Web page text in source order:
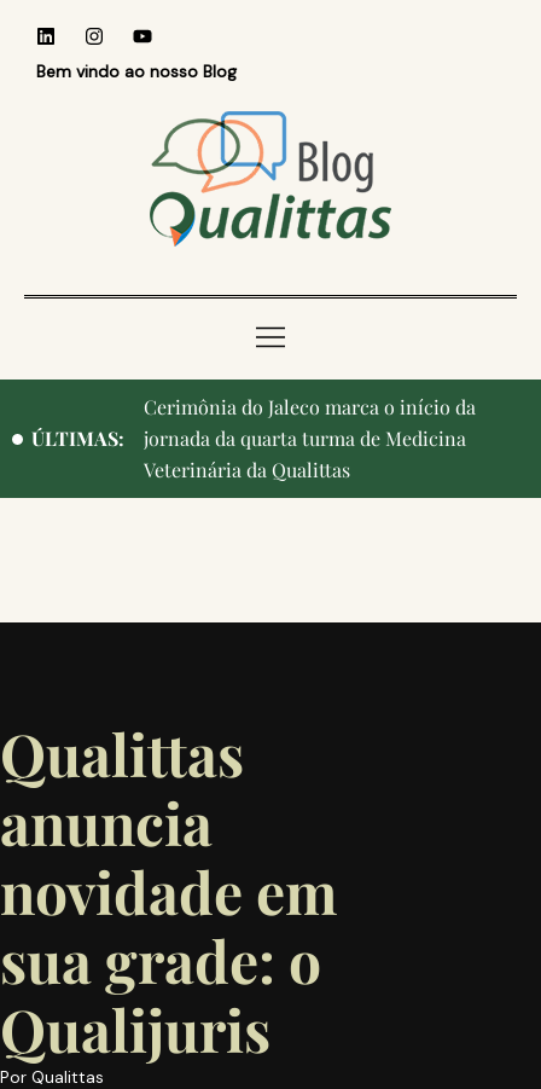
Bem vindo ao nosso Blog
ÚLTIMAS:
Cerimônia do Jaleco marca o início da
jornada da quarta turma de Medicina
Veterinária da Qualittas
Qualittas, Portas Abertas! e aniversário de
Campinas, cidade onde nasceu a instituição,
ganham destaque na imprensa
Qualittas
anuncia
novidade em
sua grade: o
Qualijuris
Por Qualittas